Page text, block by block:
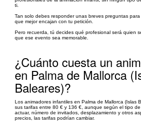
ti.
Tan solo debes responder unas breves preguntas
que mejor encajan con tu petición.
Pero recuerda, tú decides qué profesional será quien
que ese evento sea memorable.
¿Cuánto cuesta un
en Palma de Mallorca
Baleares)?
Los animadores infantiles en Palma de Mallorca (Islas
sus tarifas entre 80 € y 136 €, aunque según el tipo
actuar, número de invitados, desplazamiento y otros
precios, las tarifas podrían cambiar.